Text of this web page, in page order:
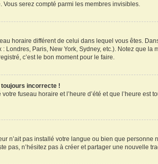
serez compté parmi les membres invisibles.
horaire différent de celui dans lequel vous êtes.
Londres, Paris, New York, Sydney, etc.). Notez que
c’est le bon moment pour le faire.
toujours incorrecte !
fuseau horaire et l’heure d’été et que l’heure
n’ait pas installé votre langue ou bien que
pas, n’hésitez pas à créer et partager une nouvelle